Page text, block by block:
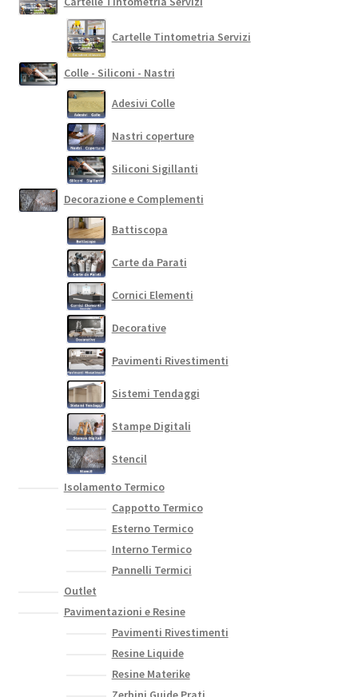
Cartelle Tintometria Servizi
Colle - Siliconi - Nastri
Adesivi Colle
Nastri coperture
Siliconi Sigillanti
Decorazione e Complementi
Battiscopa
Carte da Parati
Cornici Elementi
Decorative
Pavimenti Rivestimenti
Sistemi Tendaggi
Stampe Digitali
Stencil
Isolamento Termico
Cappotto Termico
Esterno Termico
Interno Termico
Pannelli Termici
Outlet
Pavimentazioni e Resine
Pavimenti Rivestimenti
Resine Liquide
Resine Materike